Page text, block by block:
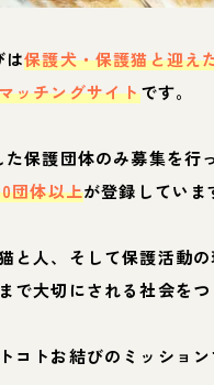
は保護犬・保護猫と迎え
ッチングサイトです。
保護団体のみ募集を行
団体以上が登録していま
と人、そして保護活動
で大切にされる社会をつ
コトお結びのミッション